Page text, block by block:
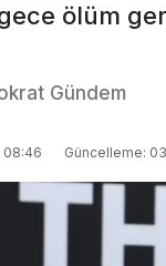
ölüm
Gündem
08:46 Güncelleme: